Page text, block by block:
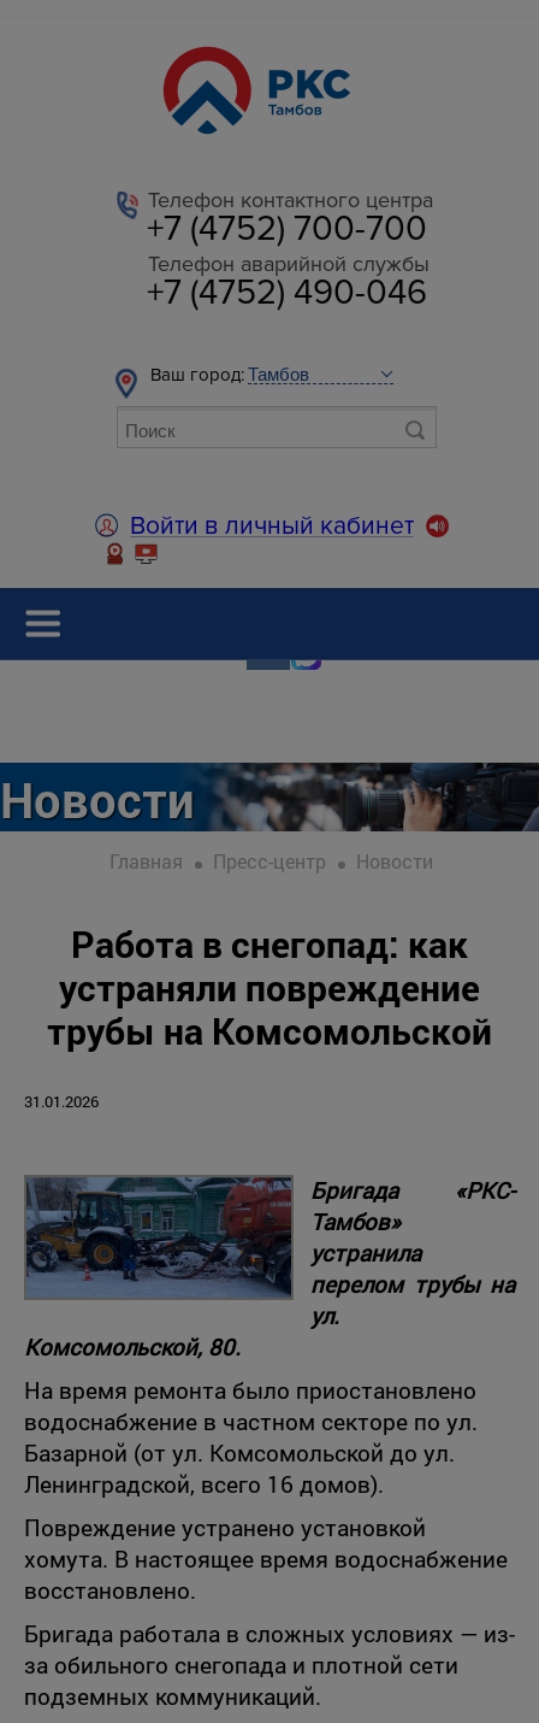
Телефон контактного центра
+7 (4752) 700-700
Телефон аварийной службы
+7 (4752) 490-046
Ваш город:
Войти в личный кабинет
Новости
Главная Пресс-центр Новости
Работа в снегопад: как
устраняли повреждение
трубы на Комсомольской
31.01.2026
Бригада «РКС-
Тамбов»
устранила
перелом трубы на
ул.
Комсомольской, 80.
На время ремонта было приостановлено
водоснабжение в частном секторе по ул.
Базарной (от ул. Комсомольской до ул.
Ленинградской, всего 16 домов).
Повреждение устранено установкой
хомута. В настоящее время водоснабжение
восстановлено.
Бригада работала в сложных условиях — из-
за обильного снегопада и плотной сети
подземных коммуникаций.